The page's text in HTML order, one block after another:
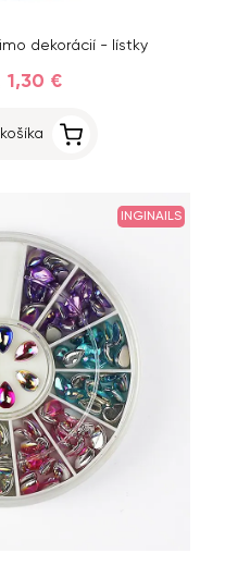
dekorácií - lístky
1,30 €
INGINAILS